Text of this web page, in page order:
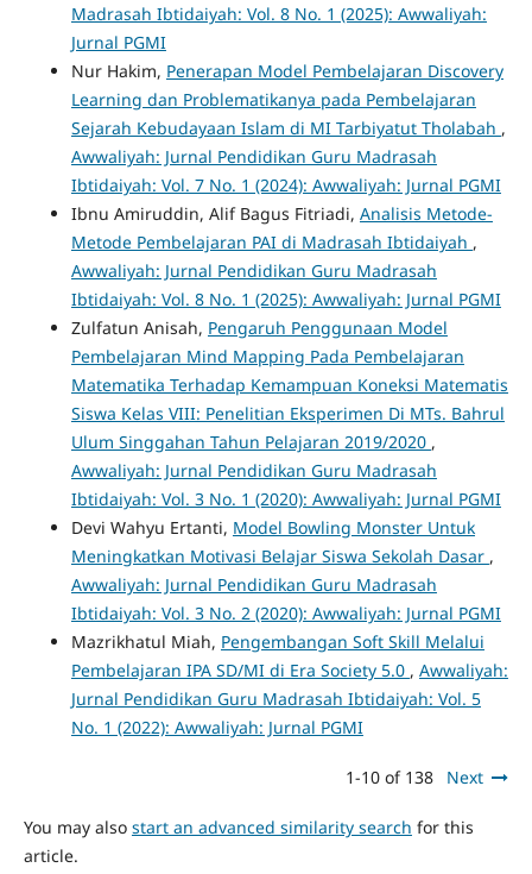
Madrasah Ibtidaiyah: Vol. 8 No. 1 (2025): Awwaliyah:
Jurnal PGMI
Nur Hakim, Penerapan Model Pembelajaran Discovery
Learning dan Problematikanya pada Pembelajaran
Sejarah Kebudayaan Islam di MI Tarbiyatut Tholabah ,
Awwaliyah: Jurnal Pendidikan Guru Madrasah
Ibtidaiyah: Vol. 7 No. 1 (2024): Awwaliyah: Jurnal PGMI
Ibnu Amiruddin, Alif Bagus Fitriadi, Analisis Metode-
Metode Pembelajaran PAI di Madrasah Ibtidaiyah ,
Awwaliyah: Jurnal Pendidikan Guru Madrasah
Ibtidaiyah: Vol. 8 No. 1 (2025): Awwaliyah: Jurnal PGMI
Zulfatun Anisah, Pengaruh Penggunaan Model
Pembelajaran Mind Mapping Pada Pembelajaran
Matematika Terhadap Kemampuan Koneksi Matematis
Siswa Kelas VIII: Penelitian Eksperimen Di MTs. Bahrul
Ulum Singgahan Tahun Pelajaran 2019/2020 ,
Awwaliyah: Jurnal Pendidikan Guru Madrasah
Ibtidaiyah: Vol. 3 No. 1 (2020): Awwaliyah: Jurnal PGMI
Devi Wahyu Ertanti, Model Bowling Monster Untuk
Meningkatkan Motivasi Belajar Siswa Sekolah Dasar ,
Awwaliyah: Jurnal Pendidikan Guru Madrasah
Ibtidaiyah: Vol. 3 No. 2 (2020): Awwaliyah: Jurnal PGMI
Mazrikhatul Miah, Pengembangan Soft Skill Melalui
Pembelajaran IPA SD/MI di Era Society 5.0 , Awwaliyah:
Jurnal Pendidikan Guru Madrasah Ibtidaiyah: Vol. 5
No. 1 (2022): Awwaliyah: Jurnal PGMI
1-10 of 138 Next
You may also start an advanced similarity search for this
article.